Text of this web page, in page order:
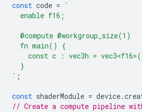
const code =
`
  enable f16;
  @compute @workgroup_size(1)
  fn main() {
const c : vec3h =
  }
` ;
const shaderModule = device.
// Create a compute pipeline